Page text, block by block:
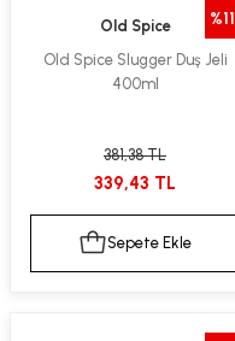
%11
Old Spice
Old Spice Slugger Duş Jeli
400ml
381,38 TL
339,43 TL
Sepete Ekle